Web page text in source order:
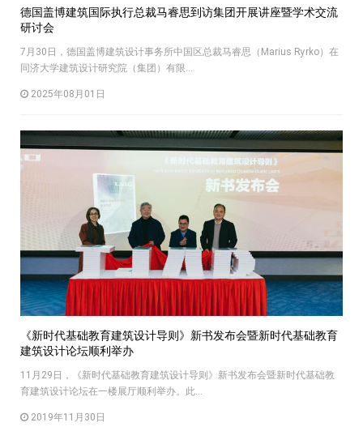
德国盖博建筑国际执行总裁马睿思到访集团开展讲座暨学术交流
研讨会
7月30日，德国盖博建筑设计事务所中国区总裁马睿思（Marius Ryrko）在
同济大学建筑设计研究院（集团）有限...
2025年08月01日
《新时代基础教育建筑设计导则》新书发布会暨新时代基础教育
建筑设计论坛顺利举办
11月29日，《新时代基础教育建筑设计导则》新书发布会暨新时代基础教
育建筑设计论坛在一楼展厅顺利举办。此...
2019年11月30日